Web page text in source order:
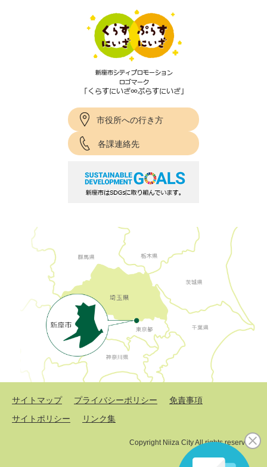
市役所への行き方
各課連絡先
サイトマップ プライバシーポリシー
免責事項
サイトポリシー
リンク集
Copyright Niiza City All rights reserved.